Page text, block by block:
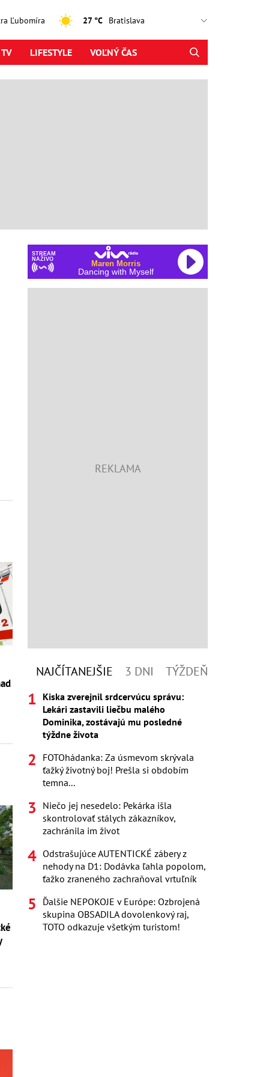
Ľubomíra 27 °C
LIFESTYLE VOĽNÝ ČAS
STREAM
NAŽIVO
Maren Morris
Dancing with Myself
NAJČÍTANEJŠIE 3 DNI TÝŽDEŇ
Kiska zverejnil srdcervúcu správu:
Lekári zastavili liečbu malého
Dominika, zostávajú mu posledné
týždne života
FOTOhádanka: Za úsmevom skrývala
ťažký životný boj! Prešla si obdobím
temna...
Niečo jej nesedelo: Pekárka išla
skontrolovať stálych zákazníkov,
zachránila im život
Odstrašujúce AUTENTICKÉ zábery z
nehody na D1: Dodávka ľahla popolom,
ťažko zraneného zachraňoval vrtuľník
Ďalšie NEPOKOJE v Európe: Ozbrojená
skupina OBSADILA dovolenkový raj,
TOTO odkazuje všetkým turistom!